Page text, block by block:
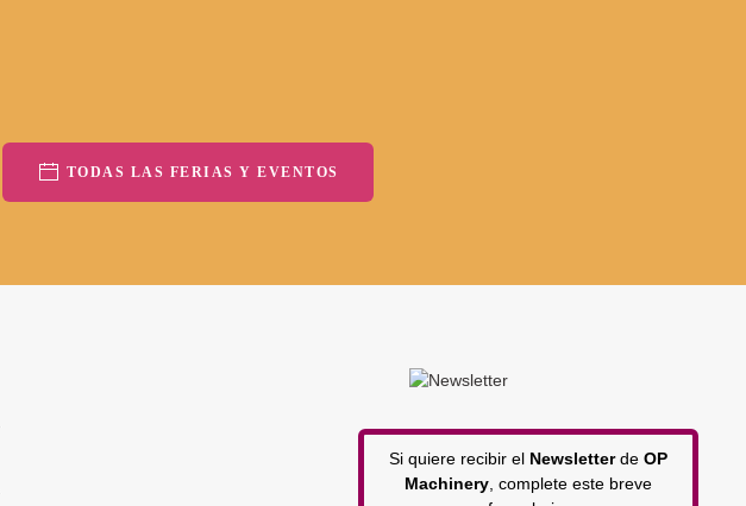
TODAS LAS FERIAS Y EVENTOS
Si quiere recibir el Newsletterde OP
Machinery , complete este breve